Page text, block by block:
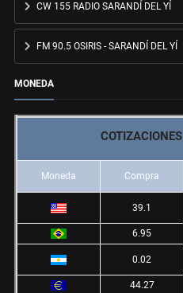
CW 155 RADIO SARANDÍ DEL YÍ
FM 90.5 OSIRIS - SARANDÍ DEL YÍ
MONEDA
COTIZACIONES
Moneda Compra
39.1
6.95
0.02
44.27